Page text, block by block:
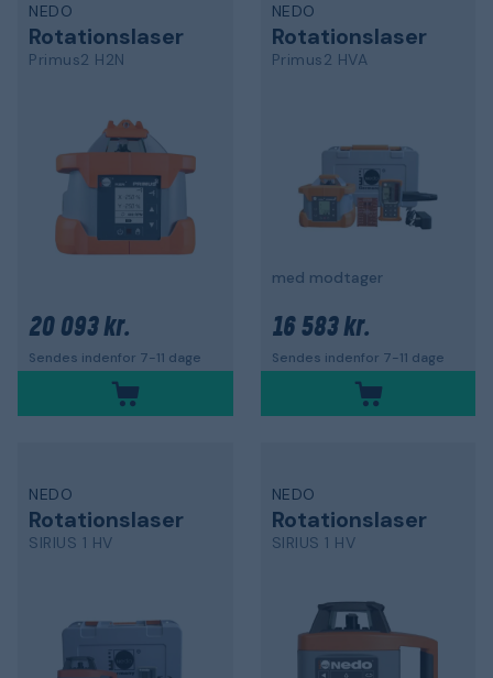
NEDO
Rotationslaser
Primus2 H2N
20 093 kr.
Sendes indenfor 7-11 dage
NEDO
Rotationslaser
Primus2 HVA
med modtager
16 583 kr.
Sendes indenfor 7-11 dage
NEDO
Rotationslaser
SIRIUS 1 HV
NEDO
Rotationslaser
SIRIUS 1 HV